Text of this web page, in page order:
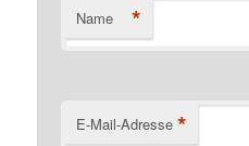
Name *
E-Mail-Adresse *